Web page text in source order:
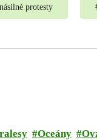
protesty
Oceány